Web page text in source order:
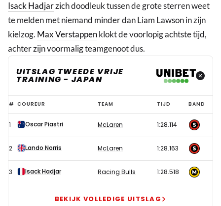
Isack Hadjarzich doodleuk tussen de grote sterren weet
te melden met niemand minder dan Liam Lawson in zijn
kielzog. Max Verstappenklokt de voorlopig achtste tijd,
achter zijn voormalig teamgenoot dus.
UITSLAG TWEEDE VRIJE
TRAINING - JAPAN
Verstappen
de
derde
Red
coureur
# COUREUR TEAM TIJD BAND
1 Oscar Piastri McLaren 1:28.114
2 Lando Norris McLaren 1:28.163
3 Isack Hadjar Racing Bulls 1:28.518
BEKIJK VOLLEDIGE UITSLAG